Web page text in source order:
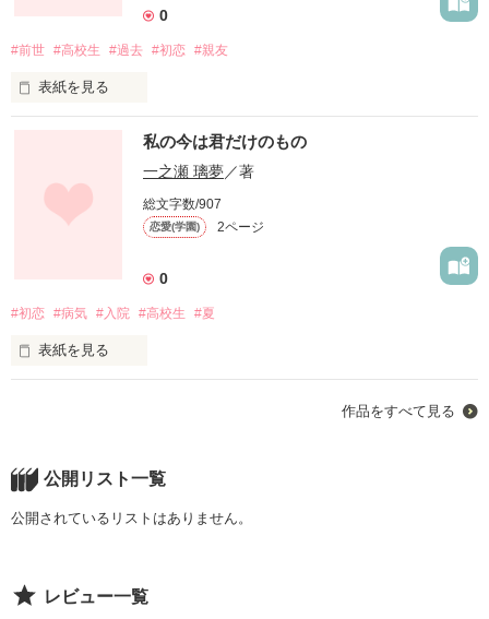
作品を読む
0
#前世 #高校生 #過去 #初恋 #親友
表紙を見る
恋なんて私には縁のないものだって、そう思っていた
だけど、それは違ったんだね
ずっと昔に、キミと私は、永遠の恋に落ちていたんだね…
ずっと、待っていてくれてありがとう・・・
私はもう、いなくならないから
ーーーーーーーー
私の今は君だけのもの
一之瀬 璃夢／著
総文字数/907
恋愛(学園) 2ページ
0
#初恋 #病気 #入院 #高校生 #夏
表紙を見る
作品をすべて見る
公開リスト一覧
公開されているリストはありません。
レビュー一覧